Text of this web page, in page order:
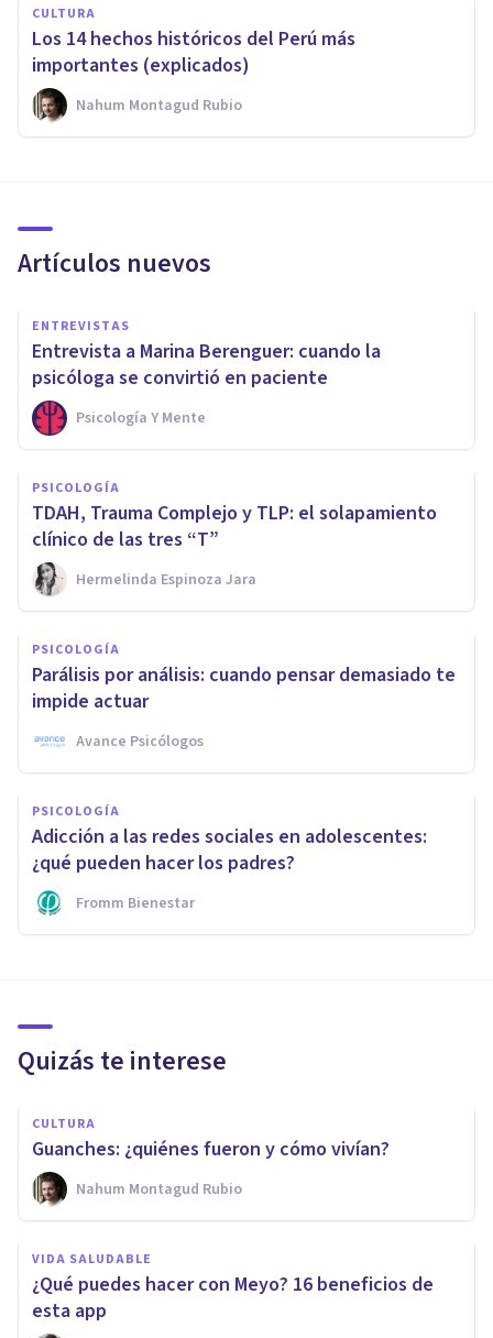
CULTURA
Los 14 hechos históricos del Perú más
importantes (explicados)
Nahum Montagud Rubio
Artículos nuevos
ENTREVISTAS
Entrevista a Marina Berenguer: cuando la
psicóloga se convirtió en paciente
Psicología Y Mente
PSICOLOGÍA
TDAH, Trauma Complejo y TLP: el solapamiento
clínico de las tres “T”
Hermelinda Espinoza Jara
PSICOLOGÍA
Parálisis por análisis: cuando pensar demasiado te
impide actuar
Avance Psicólogos
PSICOLOGÍA
Adicción a las redes sociales en adolescentes:
¿qué pueden hacer los padres?
Fromm Bienestar
Quizás te interese
CULTURA
Guanches: ¿quiénes fueron y cómo vivían?
Nahum Montagud Rubio
VIDA SALUDABLE
¿Qué puedes hacer con Meyo? 16 beneficios de
esta app